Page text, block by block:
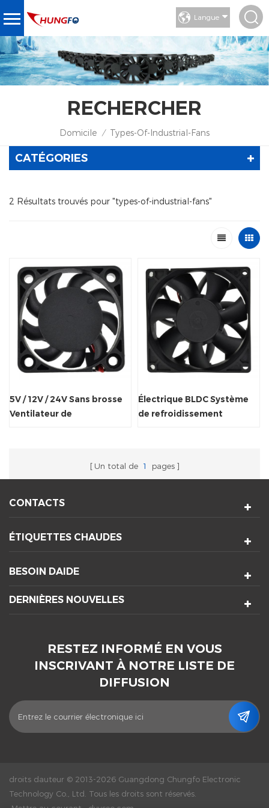
Langue
RECHERCHER
Domicile / Types-Of-Industrial-Fans
CATÉGORIES
2 Résultats trouvés pour "types-of-industrial-fans"
5V / 12V / 24V Sans brosse
Ventilateur de
Électrique BLDC Système
de refroidissement
Un total de 1 pages
CONTACTS
ÉTIQUETTES CHAUDES
BESOIN DAIDE
DERNIÈRES NOUVELLES
RESTEZ INFORMÉ EN VOUS
INSCRIVANT À NOTRE LISTE DE
DIFFUSION
droits dauteur © 2013-2026 Guangdong Chungfo Electronic
Technology Co., Ltd. Tous les droits sont réservés.